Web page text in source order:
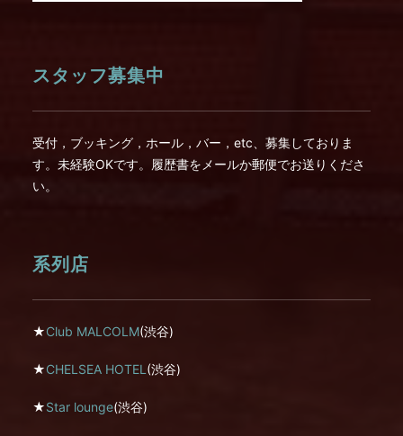
スタッフ募集中
受付，ブッキング，ホール，バー，etc、募集しておりま
す。未経験OKです。履歴書をメールか郵便でお送りくださ
い。
系列店
★Club MALCOLM(渋谷)
★CHELSEA HOTEL (渋谷)
★Star lounge(渋谷)